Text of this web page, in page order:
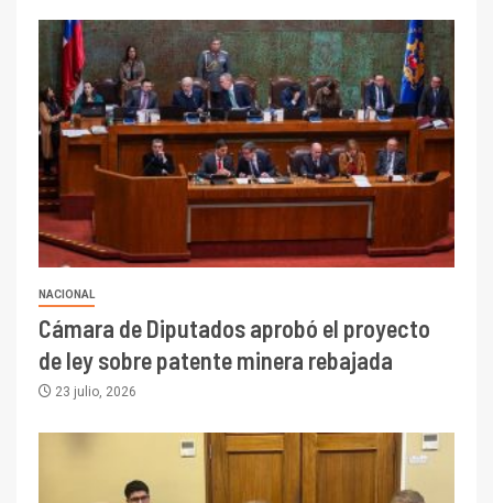
NACIONAL
Cámara de Diputados aprobó el proyecto
de ley sobre patente minera rebajada
23 julio, 2026